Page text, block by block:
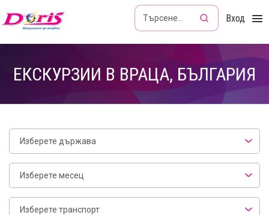
Doris - Изкушението да пътуваш Вход
ЕКСКУРЗИИ В ВРАЦА, БЪЛГАРИЯ
Изберете държава
Месец
Изберете месец
Транспорт
Изберете транспорт